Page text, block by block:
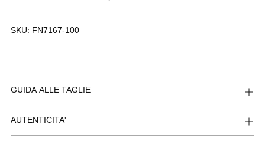
SKU: FN7167-100
GUIDA ALLE TAGLIE
AUTENTICITA'